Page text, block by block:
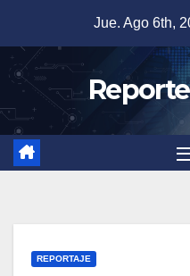
contenido
Jue. Ago 6th,
REPORTAJE